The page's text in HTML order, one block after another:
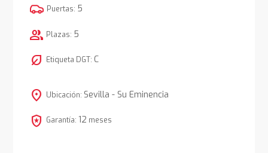
Puertas: 5
group Plazas: 5
nest_eco_leaf Etiqueta DGT: C
location_on Ubicación: Sevilla - Su Eminencia
local_police Garantía: 12 meses